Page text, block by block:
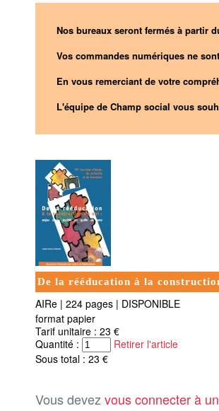
Nos bureaux seront fermés à partir
Vos commandes numériques ne
En vous remerciant de votre
L'équipe de Champ social vous
De la rééducation à la
AIRe | 224 pages | DISPONIBLE
format papier
Tarif unitaire : 23 €
Quantité :
Retirer l'article
Sous total : 23 €
Vous devezvous connecter à